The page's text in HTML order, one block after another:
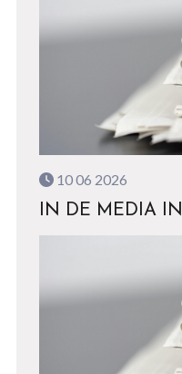
10 06 2026
IN DE MEDIA